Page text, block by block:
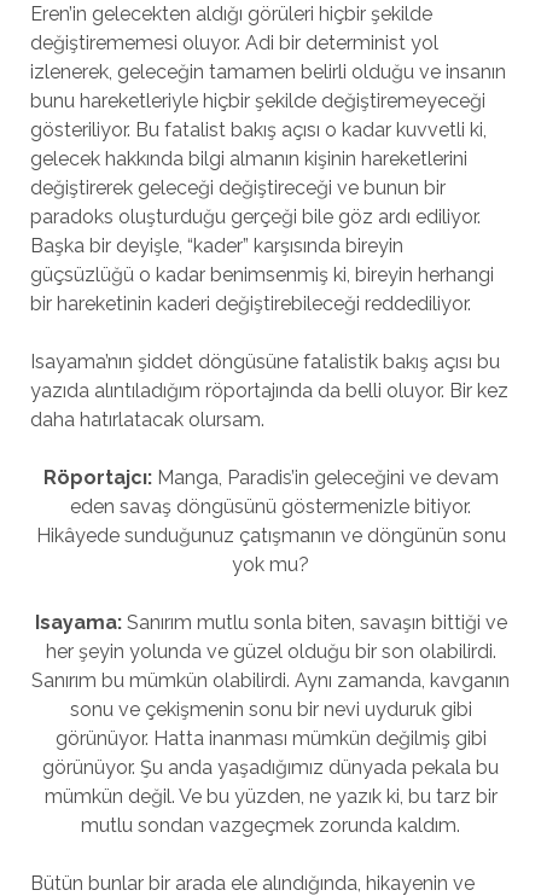
Eren’in gelecekten aldığı görüleri hiçbir şekilde
değiştirememesi oluyor. Adi bir determinist yol
izlenerek, geleceğin tamamen belirli olduğu ve insanın
bunu hareketleriyle hiçbir şekilde değiştiremeyeceği
gösteriliyor. Bu fatalist bakış açısı o kadar kuvvetli ki,
gelecek hakkında bilgi almanın kişinin hareketlerini
değiştirerek geleceği değiştireceği ve bunun bir
paradoks oluşturduğu gerçeği bile göz ardı ediliyor.
Başka bir deyişle, “kader” karşısında bireyin
güçsüzlüğü o kadar benimsenmiş ki, bireyin herhangi
bir hareketinin kaderi değiştirebileceği reddediliyor.
Isayama’nın şiddet döngüsüne fatalistik bakış açısı bu
yazıda alıntıladığım röportajında da belli oluyor. Bir kez
daha hatırlatacak olursam.
Röportajcı:Manga, Paradis’in geleceğini ve devam
eden savaş döngüsünü göstermenizle bitiyor.
Hikâyede sunduğunuz çatışmanın ve döngünün sonu
yok mu?
Isayama:Sanırım mutlu sonla biten, savaşın bittiği ve
her şeyin yolunda ve güzel olduğu bir son olabilirdi.
Sanırım bu mümkün olabilirdi. Aynı zamanda, kavganın
sonu ve çekişmenin sonu bir nevi uyduruk gibi
görünüyor. Hatta inanması mümkün değilmiş gibi
görünüyor. Şu anda yaşadığımız dünyada pekala bu
mümkün değil. Ve bu yüzden, ne yazık ki, bu tarz bir
mutlu sondan vazgeçmek zorunda kaldım.
Bütün bunlar bir arada ele alındığında, hikayenin ve